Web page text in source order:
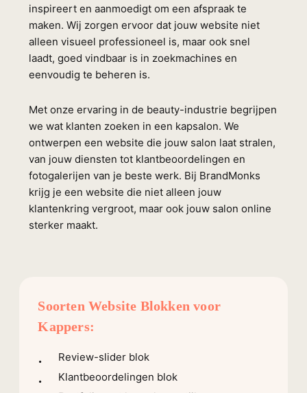
inspireert en aanmoedigt om een afspraak te
maken. Wij zorgen ervoor dat jouw website niet
alleen visueel professioneel is, maar ook snel
laadt, goed vindbaar is in zoekmachines en
eenvoudig te beheren is.
Met onze ervaring in de beauty-industrie begrijpen
we wat klanten zoeken in een kapsalon. We
ontwerpen een website die jouw salon laat stralen,
van jouw diensten tot klantbeoordelingen en
fotogalerijen van je beste werk. Bij BrandMonks
krijg je een website die niet alleen jouw
klantenkring vergroot, maar ook jouw salon online
sterker maakt.
Soorten Website Blokken voor
Kappers:
Review-slider blok
Klantbeoordelingen blok